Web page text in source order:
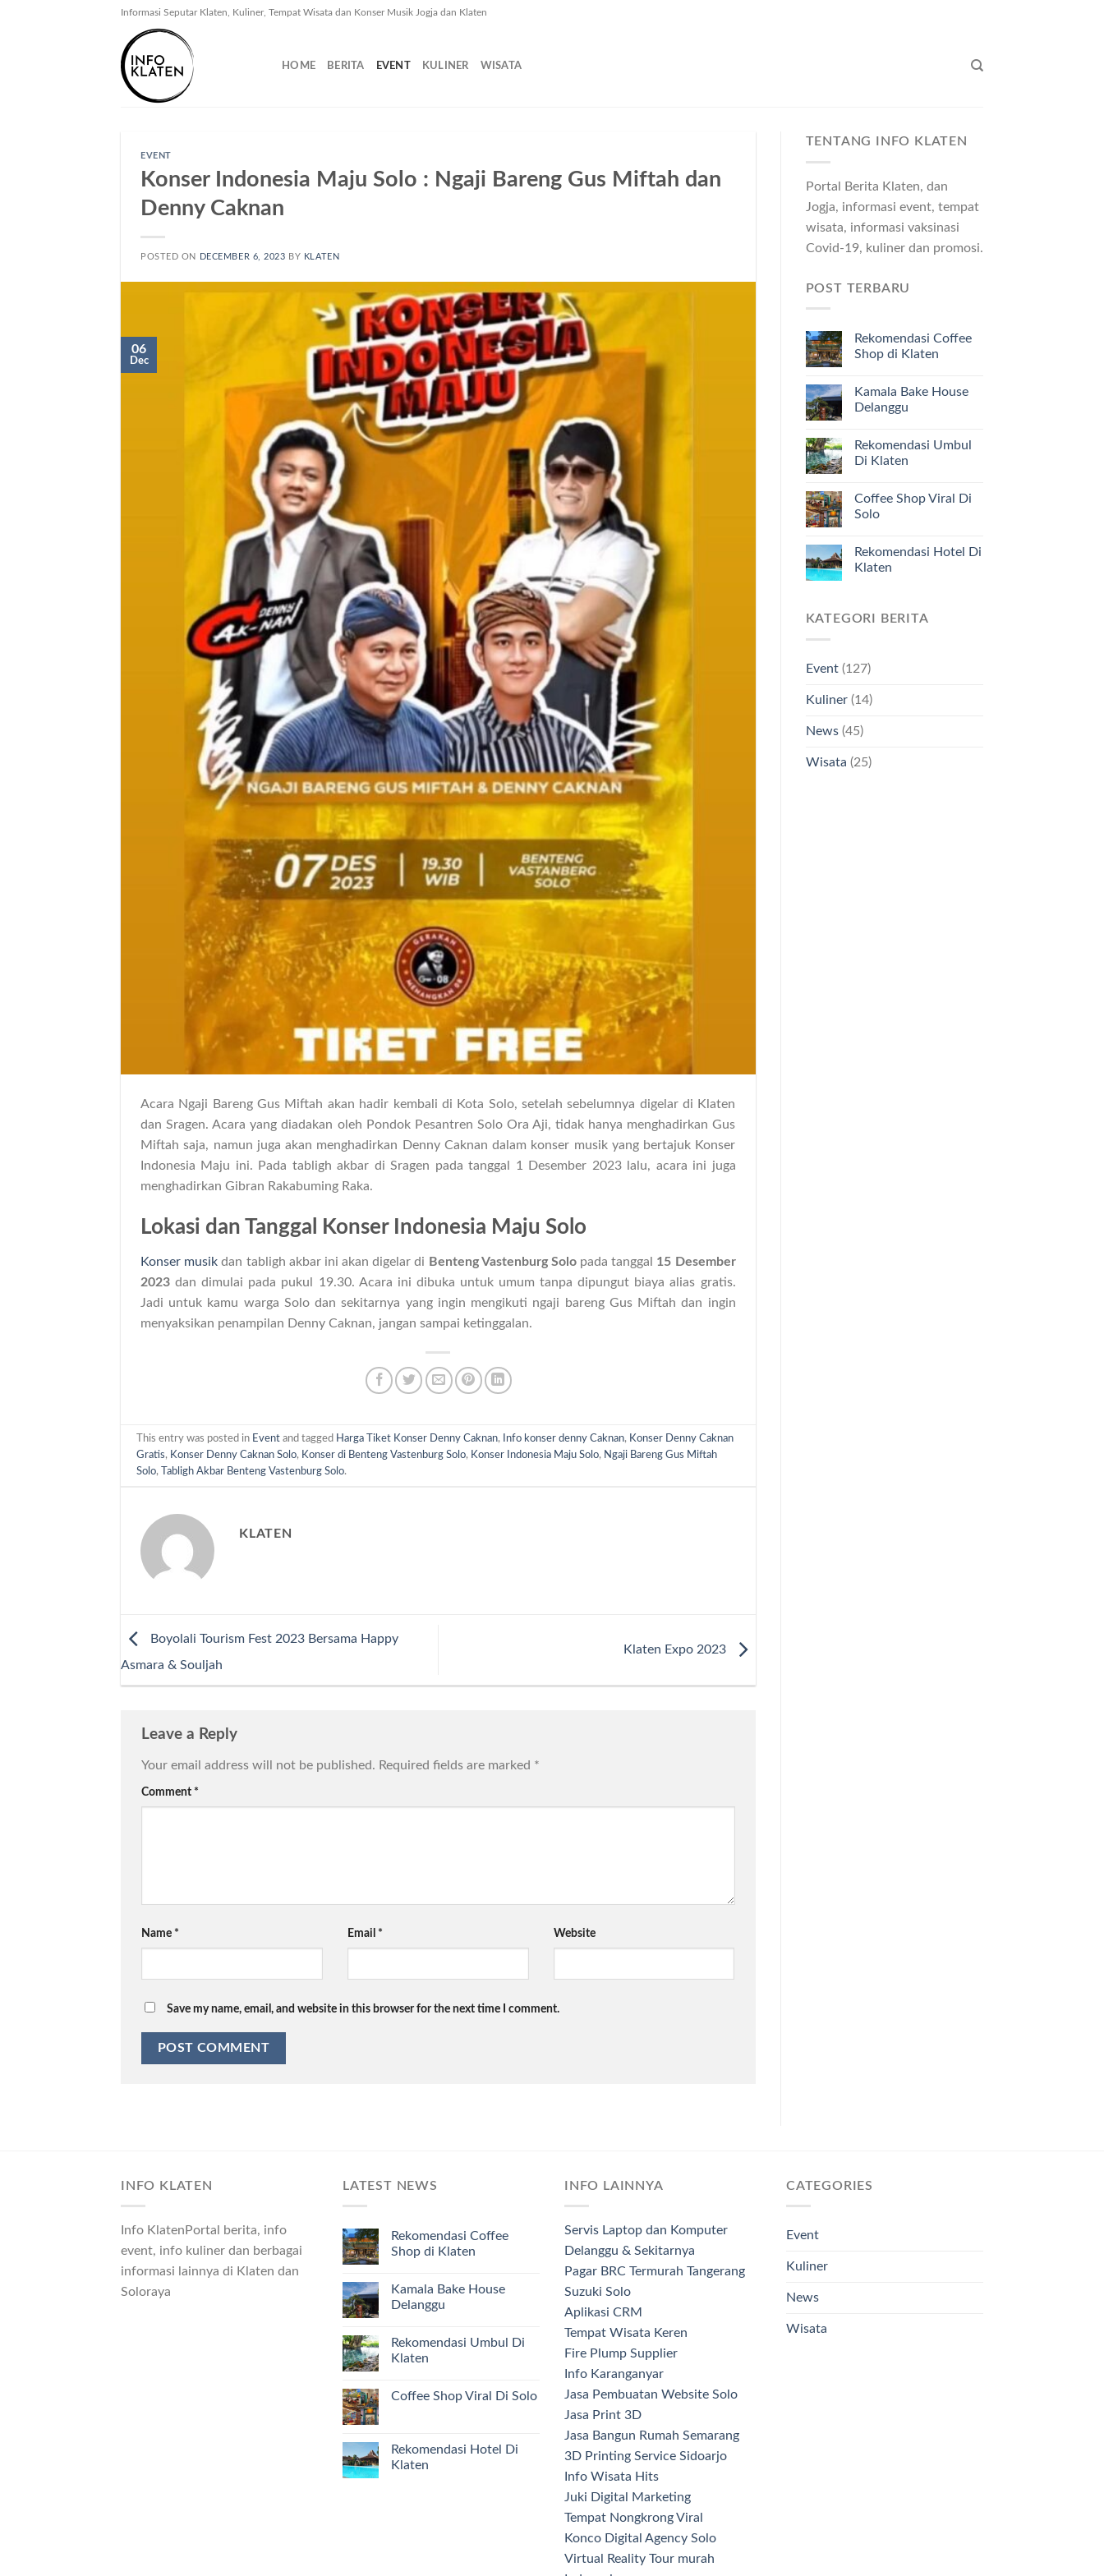
Informasi Seputar Klaten, Kuliner, Tempat Wisata dan Konser Musik Jogja dan Klaten
HOME BERITA EVENT KULINER WISATA
EVENT
Konser Indonesia Maju Solo : Ngaji Bareng Gus Miftah dan
Denny Caknan
POSTED ON DECEMBER 6, 2023 BY KLATEN
06
Dec
Acara Ngaji Bareng Gus Miftah akan hadir kembali di Kota Solo, setelah sebelumnya digelar di Klaten
dan Sragen. Acara yang diadakan oleh Pondok Pesantren Solo Ora Aji, tidak hanya menghadirkan Gus
Miftah saja, namun juga akan menghadirkan Denny Caknan dalam konser musik yang bertajuk Konser
Indonesia Maju ini. Pada tabligh akbar di Sragen pada tanggal 1 Desember 2023 lalu, acara ini juga
menghadirkan Gibran Rakabuming Raka.
Lokasi dan Tanggal Konser Indonesia Maju Solo
Konser musik dan tabligh akbar ini akan digelar di Benteng Vastenburg Solopada tanggal 15 Desember
2023 dan dimulai pada pukul 19.30. Acara ini dibuka untuk umum tanpa dipungut biaya alias gratis.
Jadi untuk kamu warga Solo dan sekitarnya yang ingin mengikuti ngaji bareng Gus Miftah dan ingin
menyaksikan penampilan Denny Caknan, jangan sampai ketinggalan.
This entry was posted in Event and tagged Harga Tiket Konser Denny Caknan, Info konser denny Caknan, Konser Denny Caknan
Gratis, Konser Denny Caknan Solo, Konser di Benteng Vastenburg Solo, Konser Indonesia Maju Solo, Ngaji Bareng Gus Miftah
Solo, Tabligh Akbar Benteng Vastenburg Solo.
KLATEN
Boyolali Tourism Fest 2023 Bersama Happy
Asmara & Souljah
Klaten Expo 2023
Leave a Reply
Your email address will not be published. Required fields are marked *
Comment *
Name * Email * Website
Save my name, email, and website in this browser for the next time I comment.
TENTANG INFO KLATEN
Portal Berita Klaten, dan
Jogja, informasi event, tempat
wisata, informasi vaksinasi
Covid-19, kuliner dan promosi.
POST TERBARU
Rekomendasi Coffee
Shop di Klaten
Kamala Bake House
Delanggu
Rekomendasi Umbul
Di Klaten
Coffee Shop Viral Di
Solo
Rekomendasi Hotel Di
Klaten
KATEGORI BERITA
Event(127)
Kuliner(14)
News(45)
Wisata (25)
INFO KLATEN
Info KlatenPortal berita, info
event, info kuliner dan berbagai
informasi lainnya di Klaten dan
Soloraya
LATEST NEWS
Rekomendasi Coffee
Shop di Klaten
Kamala Bake House
Delanggu
Rekomendasi Umbul Di
Klaten
Coffee Shop Viral Di Solo
Rekomendasi Hotel Di
Klaten
INFO LAINNYA
Servis Laptop dan Komputer
Delanggu & Sekitarnya
Pagar BRC Termurah Tangerang
Suzuki Solo
Aplikasi CRM
Tempat Wisata Keren
Fire Plump Supplier
Info Karanganyar
Jasa Pembuatan Website Solo
Jasa Print 3D
Jasa Bangun Rumah Semarang
3D Printing Service Sidoarjo
Info Wisata Hits
Juki Digital Marketing
Tempat Nongkrong Viral
Konco Digital Agency Solo
Virtual Reality Tour murah
CATEGORIES
Event
Kuliner
News
Wisata